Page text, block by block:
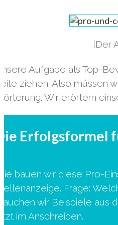
[Der
Aufgabe als Top-
ziehen. Also müssen
Wir erörtern
Erfolgsformel
bauen wir diese Pro-
Frage:
wir Beispiele aus
im Anschreiben.